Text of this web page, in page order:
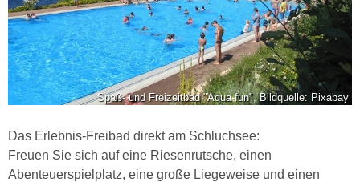
Spaß- und Freizeitbad "Aqua-fun", Bildquelle: Pixabay
Das Erlebnis-Freibad direkt am Schluchsee:
Freuen Sie sich auf eine Riesenrutsche, einen
Abenteuerspielplatz, eine große Liegeweise und einen